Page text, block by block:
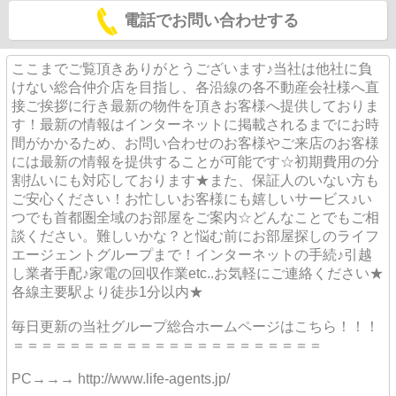
電話でお問い合わせする
ここまでご覧頂きありがとうございます♪当社は他社に負
けない総合仲介店を目指し、各沿線の各不動産会社様へ直
接ご挨拶に行き最新の物件を頂きお客様へ提供しておりま
す！最新の情報はインターネットに掲載されるまでにお時
間がかかるため、お問い合わせのお客様やご来店のお客様
には最新の情報を提供することが可能です☆初期費用の分
割払いにも対応しております★また、保証人のいない方も
ご安心ください！お忙しいお客様にも嬉しいサービス♪い
つでも首都圏全域のお部屋をご案内☆どんなことでもご相
談ください。難しいかな？と悩む前にお部屋探しのライフ
エージェントグループまで！インターネットの手続♪引越
し業者手配♪家電の回収作業etc..お気軽にご連絡ください★
各線主要駅より徒歩1分以内★
毎日更新の当社グループ総合ホームページはこちら！！！
＝＝＝＝＝＝＝＝＝＝＝＝＝＝＝＝＝＝＝＝＝＝
PC→→→ http://www.life-agents.jp/